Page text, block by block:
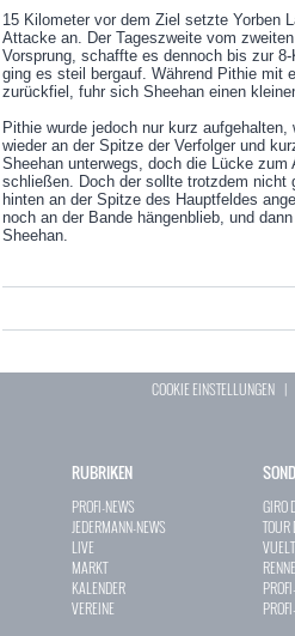
15 Kilometer vor dem Ziel setzte Yorben
Attacke an. Der Tageszweite vom
Vorsprung, schaffte es dennoch bis zur
ging es steil bergauf. Während Pithie mit
zurückfiel, fuhr sich Sheehan einen
Pithie wurde jedoch nur kurz
wieder an der Spitze der Verfolger und
Sheehan unterwegs, doch die Lücke
schließen. Doch der sollte trotzdem nicht
hinten an der Spitze des Hauptfeldes
noch an der Bande hängenblieb, und
Sheehan.
COOKIE EINSTELLUNGEN |
RUBRIKEN
PROFI-NEWS
JEDERMANN-NEWS
LIVE
MARKT
KALENDER
VEREINE
GIRO
TOUR